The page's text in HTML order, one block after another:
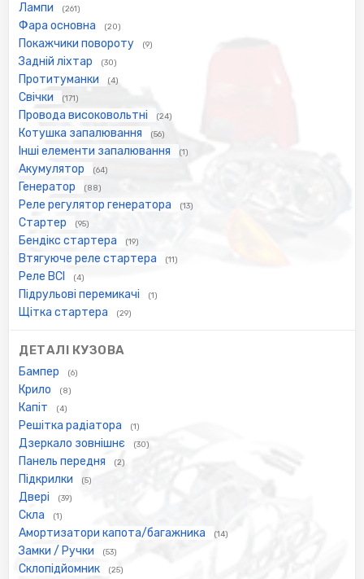
Лампи (261)
Фара основна (20)
Покажчики повороту (9)
Задній ліхтар (30)
Протитуманки (4)
Свічки (171)
Провода високовольтні (24)
Котушка запалювання (56)
Інші елементи запалювання (1)
Акумулятор (64)
Генератор (88)
Реле регулятор генератора (13)
Стартер (95)
Бендікс стартера (19)
Втягуюче реле стартера (11)
Реле ВСІ (4)
Підрульові перемикачі (1)
Щітка стартера (29)
ДЕТАЛІ КУЗОВА
Бампер (6)
Крило (8)
Капіт (4)
Решітка радіатора (1)
Дзеркало зовнішнє (30)
Панель передня (2)
Підкрилки (5)
Двері (39)
Скла (1)
Амортизатори капота/багажника (14)
Замки / Ручки (53)
Склопідйомник (25)